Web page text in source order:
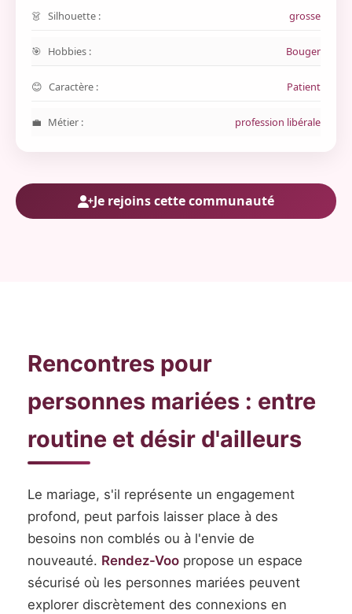
Silhouette : grosse
Hobbies : Bouger
Caractère : Patient
Métier : profession libérale
Je rejoins cette communauté
Rencontres pour
personnes mariées : entre
routine et désir d'ailleurs
Le mariage, s'il représente un engagement
profond, peut parfois laisser place à des
besoins non comblés ou à l'envie de
nouveauté. Rendez-Voo propose un espace
sécurisé où les personnes mariées peuvent
explorer discrètement des connexions en